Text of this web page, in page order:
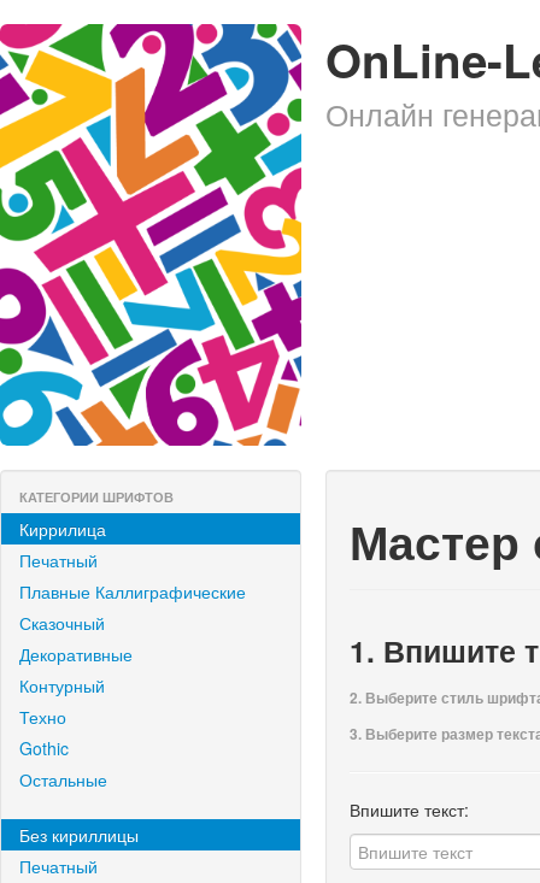
OnLine-
Онлайн
КАТЕГОРИИ ШРИФТОВ
Киррилица
Печатный
Плавные Каллиграфические
Сказочный
Декоративные
Контурный
Техно
Gothic
Остальные
Без кириллицы
Печатный
Мастер
1. Впишите
2. Выберите стиль
3. Выберите размер
Впишите текст: